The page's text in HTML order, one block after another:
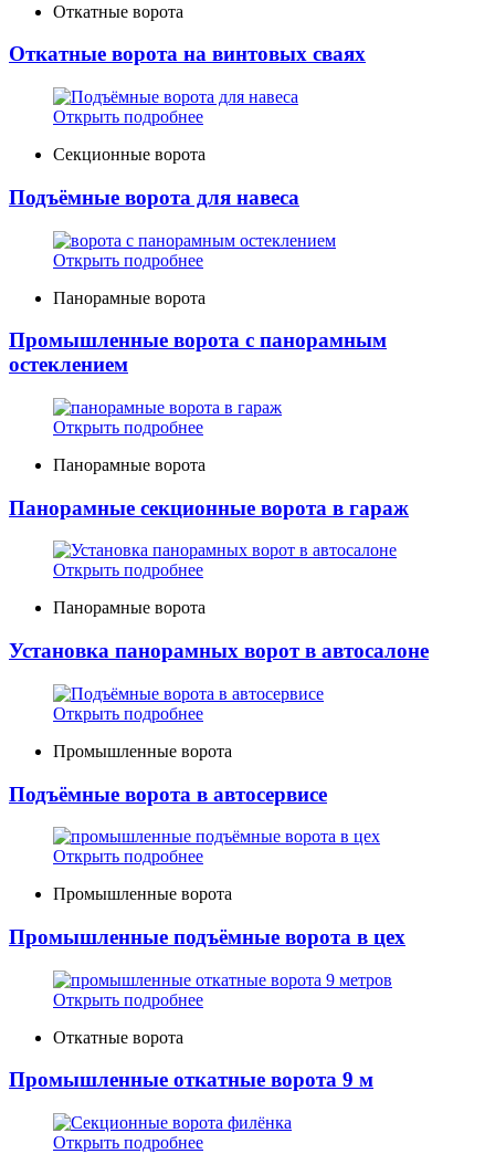
Откатные ворота
Откатные ворота на винтовых сваях
Открыть подробнее
Секционные ворота
Подъёмные ворота для навеса
Открыть подробнее
Панорамные ворота
Промышленные ворота с панорамным
остеклением
Открыть подробнее
Панорамные ворота
Панорамные секционные ворота в гараж
Открыть подробнее
Панорамные ворота
Установка панорамных ворот в автосалоне
Открыть подробнее
Промышленные ворота
Подъёмные ворота в автосервисе
Открыть подробнее
Промышленные ворота
Промышленные подъёмные ворота в цех
Открыть подробнее
Откатные ворота
Промышленные откатные ворота 9 м
Открыть подробнее